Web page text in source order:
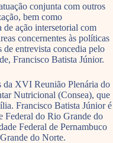
conjunta com outros
bem como
ação intersetorial com
concernentes às políticas
de entrevista concedia pelo
Francisco Batista Júnior.
da XVI Reunião Plenária do
Nutricional (Consea), que
Francisco Batista Júnior é
Federal do Rio Grande do
Federal de Pernambuco
do Norte.